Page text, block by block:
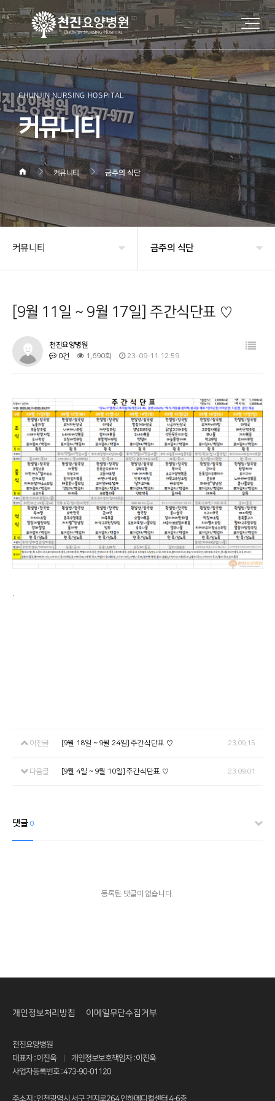
CHUNJIN NURSING HOSPITAL
커뮤니티
커뮤니티 금주의 식단
커뮤니티
시설 둘러보기
진료과목 안내
이용안내
커뮤니티
기타
금주의 식단
금주의 식단
온라인상담
[9월 11일 ~ 9월 17일] 주간식단표 ♡
천진요양병원
0건
1,690회 23-09-11 12:59
이전글 [9월 18일 ~ 9월 24일] 주간식단표 ♡ 23.09.15
다음글 [9월 4일 ~ 9월 10일] 주간식단표 ♡ 23.09.01
댓글0
등록된 댓글이 없습니다.
천진요양병원
대표자 : 이진욱
개인정보보호책임자 : 이진욱
사업자등록번호 : 473-90-01120
주소지 : 인천광역시 서구 건지로264 인하메디컬센터 4-6층
개인정보처리방침 이메일무단수집거부